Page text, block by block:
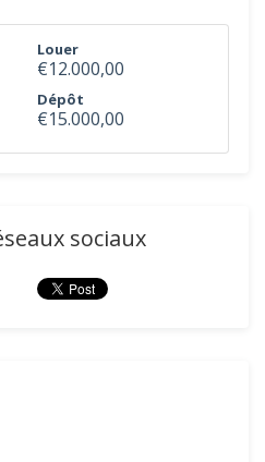
Louer
€12.000,00
Dépôt
€15.000,00
sociaux